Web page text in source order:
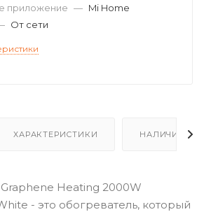
приложение — Mi Home
От сети
ХАРАКТЕРИСТИКИ НАЛИЧИЕ
Heating 2000W
- это обогреватель, который